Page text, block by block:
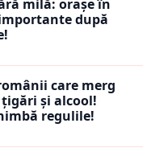
milă: orașe în
după
care merg
și alcool!
regulile!